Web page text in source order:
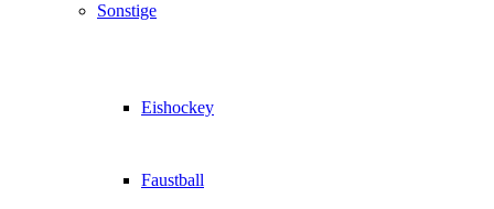
Sonstige
Eishockey
Faustball